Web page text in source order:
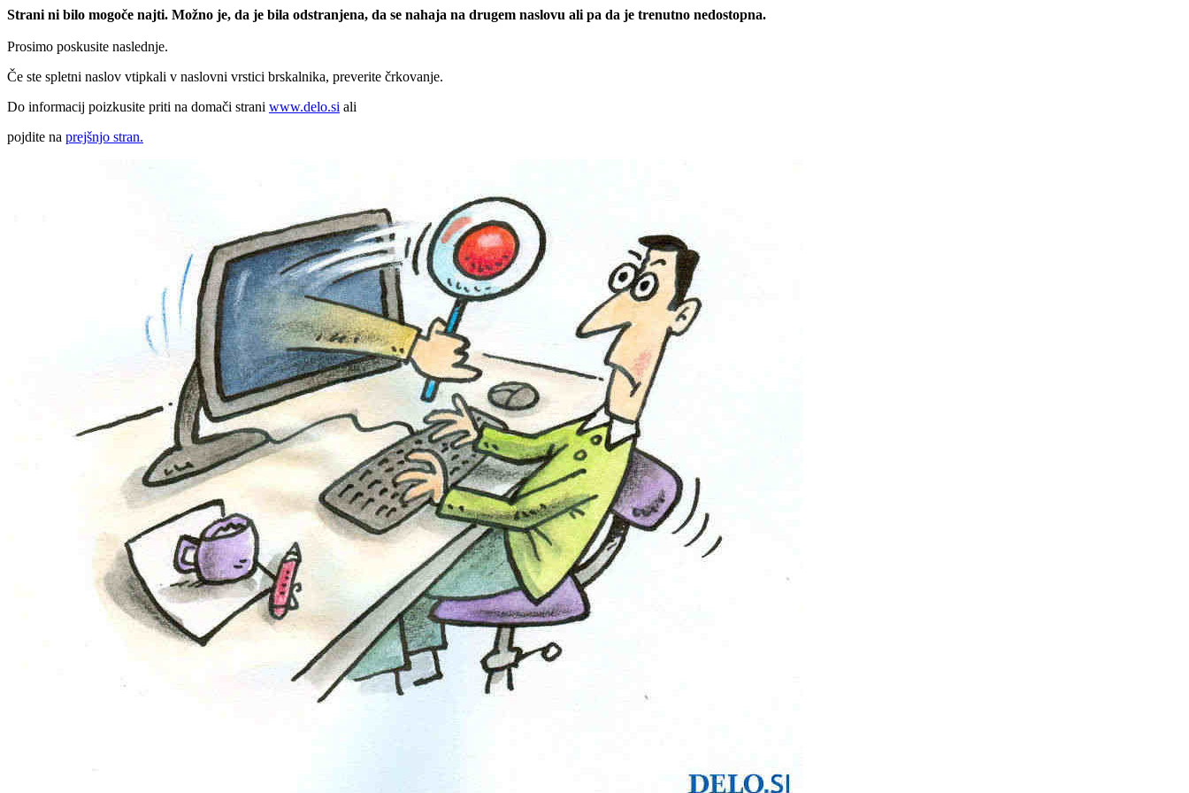
Strani ni bilo mogoče najti. Možno je, da je bila odstranjena, da se nahaja na drugem naslovu ali pa da je trenutno nedostopna.
Prosimo poskusite naslednje.
Če ste spletni naslov vtipkali v naslovni vrstici brskalnika, preverite črkovanje.
Do informacij poizkusite priti na domači strani www.delo.si ali
pojdite na prejšnjo stran.